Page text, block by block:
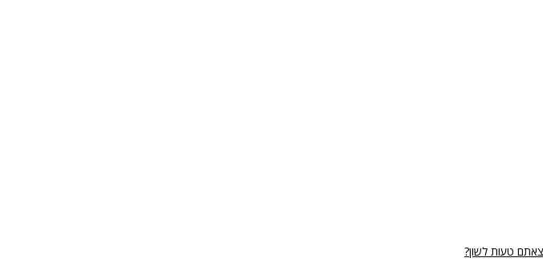
טעות לשון?